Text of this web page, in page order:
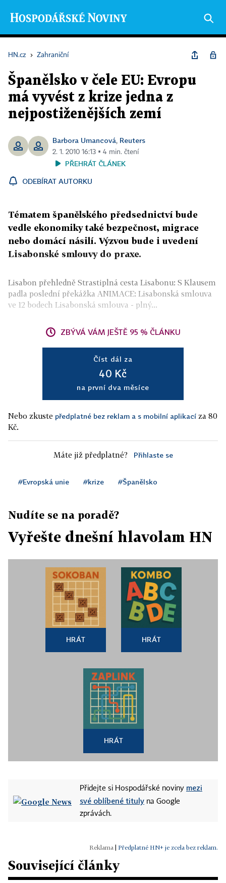
HN.cz › Zahraniční
Španělsko v čele EU: Evropu
má vyvést z krize jedna z
nejpostiženějších zemí
Barbora Umancová, Reuters
2. 1. 2010 16:13 ▪ 4 min. čtení
PŘEHRÁT ČLÁNEK
ODEBÍRAT AUTORKU
Tématem španělského předsednictví bude
vedle ekonomiky také bezpečnost, migrace
nebo domácí násilí. Výzvou bude i uvedení
Lisabonské smlouvy do praxe.
Lisabon přehledně Strastiplná cesta Lisabonu: S Klausem
padla poslední překážka ANIMACE: Lisabonská smlouva
ve 12 bodech Lisabonská smlouva - plný...
ZBÝVÁ VÁM JEŠTĚ 95 % ČLÁNKU
Číst dál za
40 Kč
na první dva měsíce
Nebo zkuste předplatné bez reklam a s mobilní aplikací za 80
Kč.
Máte již předplatné? Přihlaste se
#Evropská unie #krize #Španělsko
Nudíte se na poradě?
Vyřešte dnešní hlavolam HN
HRÁT HRÁT
HRÁT
Přidejte si Hospodářské noviny mezi
své oblíbené tituly na Google
zprávách.
Předplatné HN+ je zcela bez reklam.
Související články